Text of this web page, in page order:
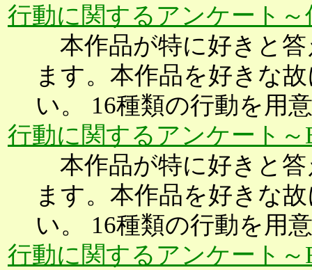
行動に関するアンケート
本作品が特に好きと
ます。本作品を好きな
い。 16種類の行動を用
行動に関するアンケート～
本作品が特に好きと
ます。本作品を好きな
い。 16種類の行動を用
行動に関するアンケート～